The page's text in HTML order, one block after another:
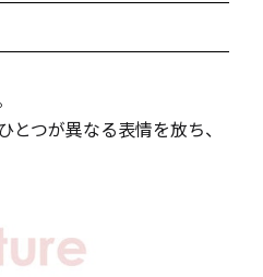
ル
つが異なる表情を放ち、